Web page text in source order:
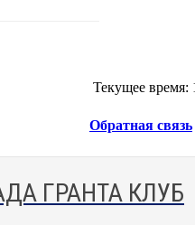
Текущее время:
Обратная связь
ГРАНТА КЛУБ